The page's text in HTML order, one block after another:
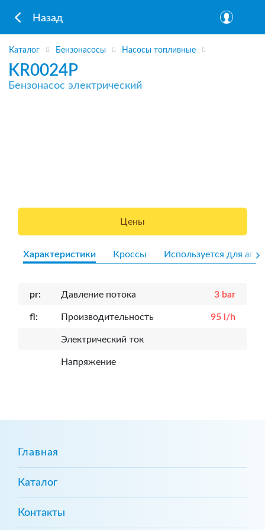
Назад
Каталог Бензонасосы Насосы топливные
KR0024P
Бензонасос электрический
Цены
Характеристики Кроссы Используется для
pr: Давление потока 3 bar
fl: Производительность 95 l/h
Электрический ток
Напряжение
Главная
Каталог
Контакты